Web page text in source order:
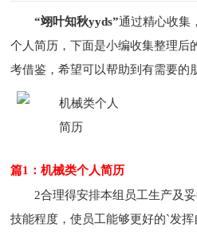
“翊叶知秋yyds”通过精心收集
个人简历，下面是小编收集整理后
考借鉴，希望可以帮助到有需要的
篇1：机械类个人简历
2合理得安排本组员工生产及
技能程度，使员工能够更好的`发